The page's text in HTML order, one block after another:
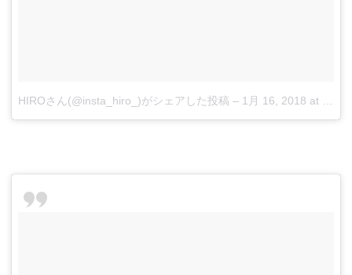
HIROさん(@insta_hiro_)がシェアした投稿 – 1月 16, 2018 at 7:27午前 PST